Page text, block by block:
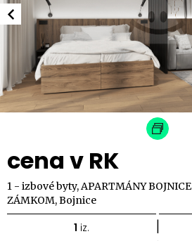
cena v RK
1 - izbové byty, APARTMÁNY
ZÁMKOM, Bojnice
1 iz. |